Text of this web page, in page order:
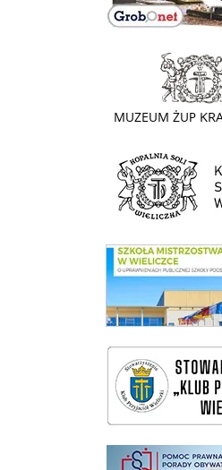
link do strony - Muzeum
link do strony Kopalni Soli
link do SMS Wieliczka
wieliczka-wieliczanie na
pomoc prawna wieliczka